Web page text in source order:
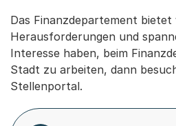
Das Finanzdepartement
Herausforderungen und
Interesse haben, beim
Stadt zu arbeiten, dann
Stellenportal.